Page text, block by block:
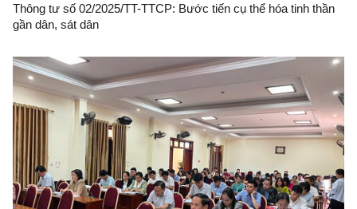
Thông tư số 02/2025/TT-TTCP: Bước tiến cụ thể hóa tinh thần
gần dân, sát dân